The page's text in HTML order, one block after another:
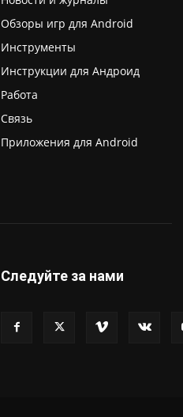
Обзоры игр для Android
Инструменты
Инструкции для Андроид
Работа
Связь
Приложения для Android
Следуйте за нами